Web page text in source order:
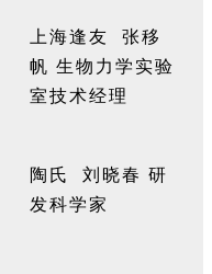
上海逢友
张移
帆 生物力学实验
室技术经理
陶氏 刘晓春 研
发科学家